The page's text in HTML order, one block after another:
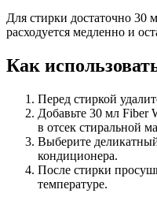
Для стирки достаточно 30
расходуется медленно и
Как
Перед стиркой
Добавьте 30 мл Fiber
в отсек стиральной
Выберите
кондиционера.
После стирки
температуре.